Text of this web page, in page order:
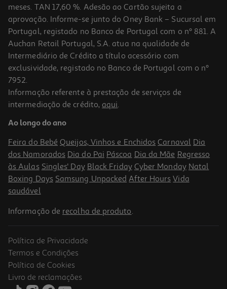
meses. TAN 17,60 %. Adesão ao Cartão sujeita a
aprovação. Informe-se junto do Oney Bank – Sucursal em
Portugal, registado no Banco de Portugal com o nº 881. A
Auchan Retail Portugal, S.A. atua na qualidade de
Intermediário de Crédito a título acessório com
exclusividade, registado no Banco de Portugal com o nº
7952.
Informação referente à prestação de serviços de
intermediação de crédito, aqui.
Ao longo do ano
Feira do Bebé Queijos, Vinhos e Enchidos Carnaval Dia
dos Namorados Dia do Pai Páscoa Dia da Mãe Regresso
às Aulas Singles' Day Black Friday Cyber Monday Natal
Boxing Days Samsung Unpacked After Hours Vida
saudável
Informação de recolha de produto.
Política de Privacidade
Termos e Condições
Política de Cookies
Livro de reclamações